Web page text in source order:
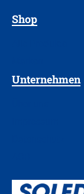
Shop
Unternehmen